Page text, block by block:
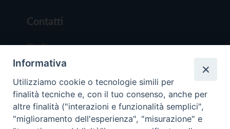
Contatti
Chi Siamo
Redazione
Scrivici
Informativa
Utilizziamo cookie o tecnologie simili per
finalità tecniche e, con il tuo consenso, anche per
altre finalità ("interazioni e funzionalità semplici",
"miglioramento dell'esperienza", "misurazione" e